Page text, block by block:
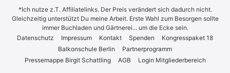
*Ich nutze z.T. Affiliatelinks. Der Preis verändert sich dadurch nicht.
Gleichzeitig unterstützt Du meine Arbeit. Erste Wahl zum Besorgen sollte
immer Buchladen und Gärtnerei... um die Ecke sein.
Daten­schutz
Impres­sum Kon­takt Spen­den
Kon­gress­pa­ket 18
Bal­kon­schu­le Ber­lin
Part­ner­pro­gramm
Pres­se­map­pe Bir­git Schatt­ling
AGB Log­in Mit­glie­der­be­reich